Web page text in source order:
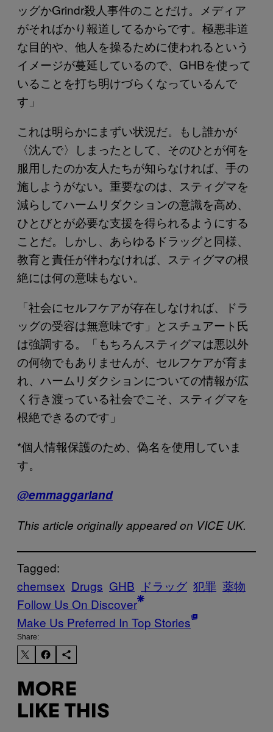
ッグかGrindr殺人事件のことだけ。メディア
がそればかり報道してるからです。極悪非道
な目的や、他人を操るために使われるという
イメージが蔓延しているので、GHBを使って
いることを打ち明けづらくなっているんで
す」
これは明らかにまずい状況だ。もし誰かが
〈沈んで〉しまったとして、そのひとが何を
服用したのか友人たちが知らなければ、手の
施しようがない。重要なのは、スティグマを
減らしてハームリダクションの意識を高め、
ひとびとが必要な支援を得られるようにする
ことだ。しかし、あらゆるドラッグと同様、
教育と責任が伴わなければ、スティグマの根
絶には何の意味もない。
「社会にセルフケアが存在しなければ、ドラ
ッグの受容は無意味です」とスチュアート氏
は強調する。「もちろんスティグマは悪以外
の何物でもありませんが、セルフケアが育ま
れ、ハームリダクションについての情報が広
く行き渡っている社会でこそ、スティグマを
根絶できるのです」
*個人情報保護のため、偽名を使用していま
す。
@emmaggarland
This article originally appeared on VICE UK.
Tagged:
chemsex Drugs GHB ドラッグ 犯罪 薬物
Follow Us On Discover
Make Us Preferred In Top Stories
Share:
MORE
LIKE THIS